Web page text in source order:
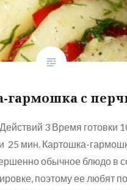
гармошка с
3 Время готовки
25 мин. Картошка-
обычное блюдо в
поэтому ее любят